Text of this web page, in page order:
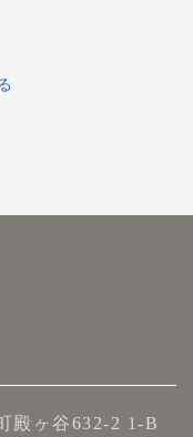
殿ヶ谷632-2 1-B